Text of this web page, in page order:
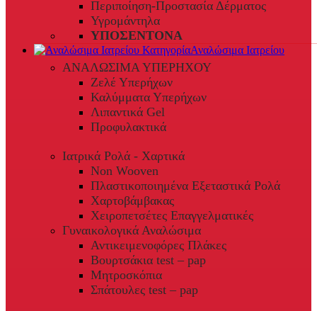
Περιποίηση-Προστασία Δέρματος
Υγρομάντηλα
ΥΠΟΣΕΝΤΟΝΑ
Αναλώσιμα Ιατρείου
ΑΝΑΛΩΣΙΜΑ ΥΠΕΡΗΧΟΥ
Ζελέ Υπερήχων
Καλύμματα Υπερήχων
Λιπαντικά Gel
Προφυλακτικά
Ιατρικά Ρολά - Χαρτικά
Non Wooven
Πλαστικοποιημένα Εξεταστικά Ρολά
Χαρτοβάμβακας
Χειροπετσέτες Επαγγελματικές
Γυναικολογικά Αναλώσιμα
Αντικειμενοφόρες Πλάκες
Βουρτσάκια test – pap
Μητροσκόπια
Σπάτουλες test – pap